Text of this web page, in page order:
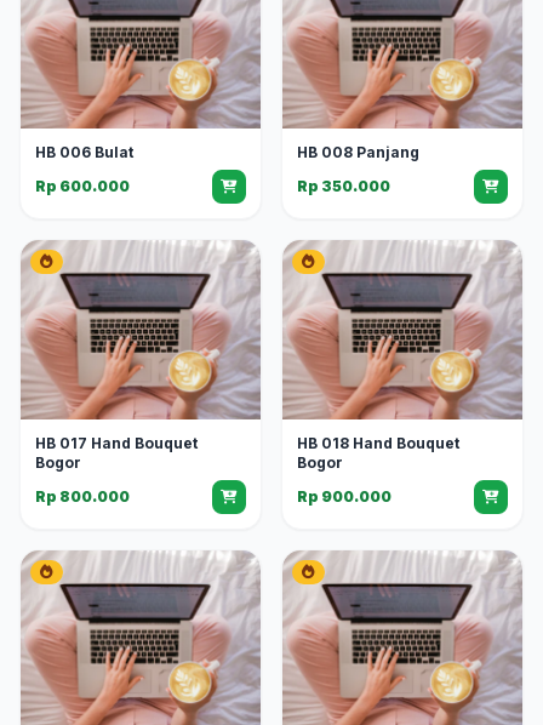
HB 006 Bulat
Rp 600.000
HB 008 Panjang
Rp 350.000
HB 017 Hand Bouquet
Bogor
Rp 800.000
HB 018 Hand Bouquet
Bogor
Rp 900.000